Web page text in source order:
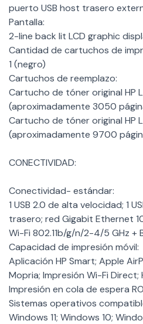
puerto USB host trasero
Pantalla:
2-line back lit LCD graphic
Cantidad de cartuchos de
1 (negro)
Cartuchos de reemplazo:
Cartucho de tóner original HP
(aproximadamente 3050
Cartucho de tóner original HP
(aproximadamente 9700
CONECTIVIDAD:
Conectividad- estándar:
1 USB 2.0 de alta velocidad; 1
trasero; red Gigabit Ethernet
Wi-Fi 802.11b/g/n/2-4/5 GHz +
Capacidad de impresión móvil:
Aplicación HP Smart; Apple
Mopria; Impresión Wi-Fi Direct;
Impresión en cola de espera
Sistemas operativos
Windows 11; Windows 10;